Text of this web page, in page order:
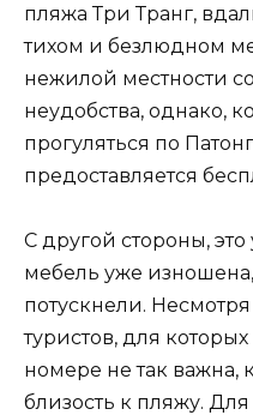
пляжа Три Транг,
тихом и безлюдном
нежилой местности
неудобства, однако,
прогуляться по
предоставляется
С другой стороны,
мебель уже
потускнели.
туристов, для
номере не так важна,
близость к пляжу.